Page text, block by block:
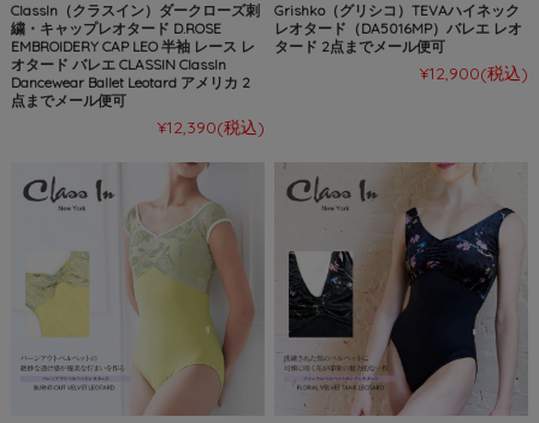
ClassIn（クラスイン）ダークローズ刺
繍・キャップレオタード D.ROSE
EMBROIDERY CAP LEO 半袖 レース レ
オタード バレエ CLASSIN ClassIn
Dancewear Ballet Leotard アメリカ 2
点までメール便可
¥12,390(税込)
Grishko（グリシコ）TEVAハイネック
レオタード（DA5016MP）バレエ レオ
タード 2点までメール便可
¥12,900(税込)